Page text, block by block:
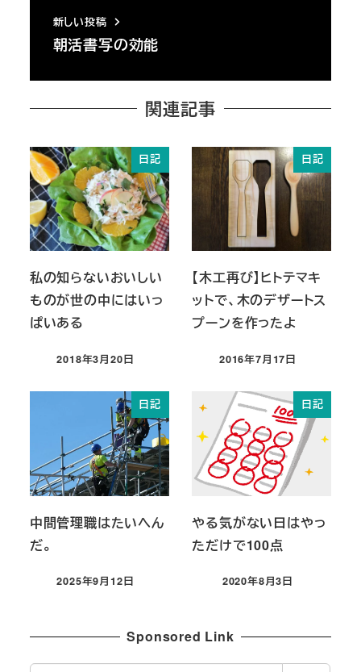
新しい投稿
朝活書写の効能
関連記事
日記
私の知らないおいしい
ものが世の中にはいっ
ぱいある
投稿日
2018年3月20日
日記
【木工再び】ヒトテマキ
ットで、木のデザートス
プーンを作ったよ
投稿日
2016年7月17日
日記
中間管理職はたいへん
だ。
投稿日
2025年9月12日
日記
やる気がない日はやっ
ただけで100点
投稿日
2020年8月3日
Sponsored Link